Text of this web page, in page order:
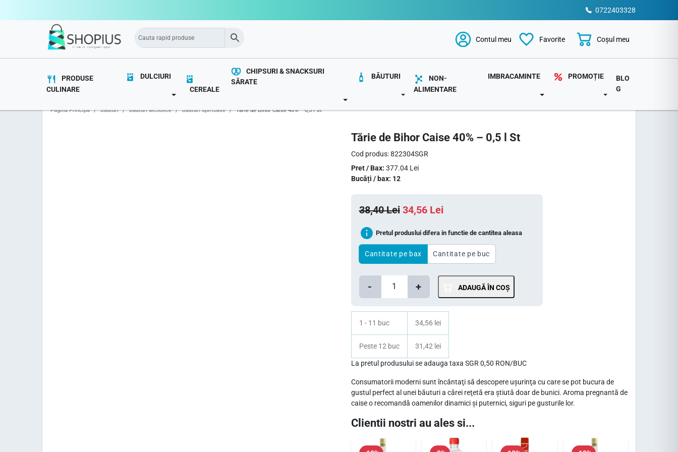
0722403328
Contul meu Favorite Coșul meu
PRODUSE
CULINARE
DULCIURI
TOGGLE DROPDOWN
CEREALE
CHIPSURI & SNACKSURI
SĂRATE
TOGGLE DROPDOWN
BĂUTURI
TOGGLE DROPDOWN
NON-
ALIMENTARE
IMBRACAMINTE
TOGGLE DROPDOWN
PROMOȚIE
TOGGLE DROPDOWN
BLO
G
Pagina Principă Băuturi Băuturi alcoolice Băuturi spirtoase Tărie de Bihor Caise 40% – 0,5 l St
Tărie de Bihor Caise 40% – 0,5 l St
Cod produs: 822304SGR
Pret / Bax: 377.04 Lei
Bucăți / bax: 12
38,40Lei P
ț
n
i
l
a
f
34,56 LeiP
ț
c
u
n
e
s
t
Pretul produslui difera in functie de cantitea aleasa
Cantitate pe bax Cantitate pe buc
-
t
i
t
a
e
T
r
+ ADAUGĂ ÎN COȘ
1 - 11 buc 34,56 lei
Peste 12 buc 31,42 lei
La pretul produsului se adauga taxa SGR 0,50 RON/BUC
Consumatorii moderni sunt încântaţi să descopere uşurinţa cu care se pot bucura de
gustul perfect al unei băuturi a cărei reţetă era ştiută doar de bunici. Aroma pregnantă de
caise o recomandă oamenilor dinamici şi puternici, siguri pe gusturile lor.
Clientii nostri au ales si...